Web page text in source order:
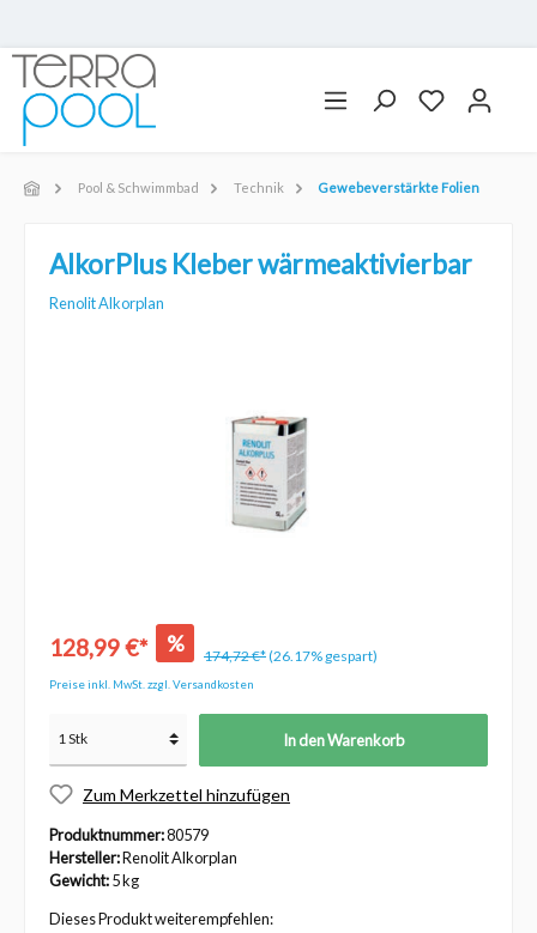
Pool & Schwimmbad Technik Gewebeverstärkte Folien
AlkorPlus Kleber wärmeaktivierbar
Renolit Alkorplan
128,99 €* % 174,72 €*(26.17% gespart)
Preise inkl. MwSt. zzgl. Versandkosten
In den Warenkorb
Zum Merkzettel hinzufügen
Produktnummer:80579
Hersteller:Renolit Alkorplan
Gewicht:5 kg
Dieses Produkt weiterempfehlen: